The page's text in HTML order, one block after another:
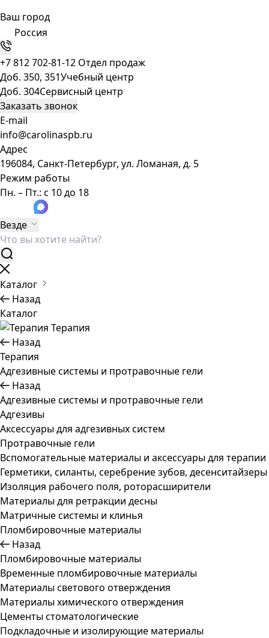
Ваш город
Россия
+7 812 702-81-12 Отдел продаж
Доб. 350, 351Учебный центр
Доб. 304Сервисный центр
Заказать звонок
E-mail
info@carolinaspb.ru
Адрес
196084, Санкт-Петербург, ул. Ломаная, д. 5
Режим работы
Пн. – Пт.: с 10 до 18
Везде
Каталог
Назад
Каталог
Терапия
Назад
Терапия
Адгезивные системы и протравочные гели
Назад
Адгезивные системы и протравочные гели
Адгезивы
Аксессуары для адгезивных систем
Протравочные гели
Вспомогательные материалы и аксессуары для терапии
Герметики, силанты, серебрение зубов, десенситайзеры
Изоляция рабочего поля, роторасширители
Материалы для ретракции десны
Матричные системы и клинья
Пломбировочные материалы
Назад
Пломбировочные материалы
Временные пломбировочные материалы
Материалы светового отверждения
Материалы химического отверждения
Цементы стоматологические
Подкладочные и изолирующие материалы